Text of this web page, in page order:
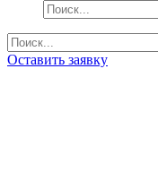
Оставить заявку